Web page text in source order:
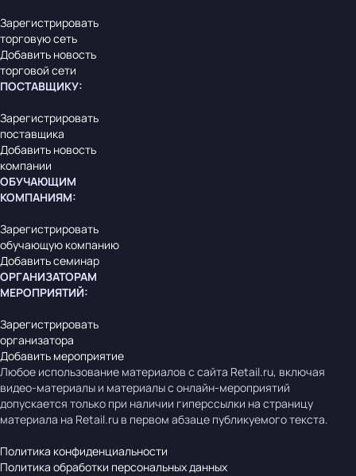
Зарегистрировать
торговую сеть
Добавить новость
торговой сети
ПОСТАВЩИКУ:
Зарегистрировать
поставщика
Добавить новость
компании
ОБУЧАЮЩИМ
КОМПАНИЯМ:
Зарегистрировать
обучающую компанию
Добавить семинар
ОРГАНИЗАТОРАМ
МЕРОПРИЯТИЙ:
Зарегистрировать
организатора
Добавить мероприятие
Любое использование материалов с сайта Retail.ru, включая
видео-материалы и материалы с онлайн-мероприятий
допускается только при наличии гиперссылки на страницу
материала на Retail.ru в первом абзаце публикуемого текста.
Политика конфиденциальности
Политика обработки персональных данных